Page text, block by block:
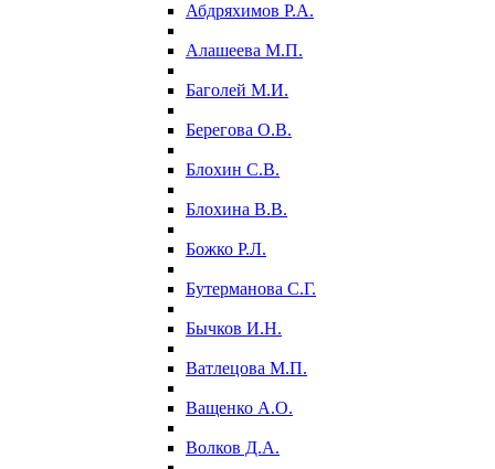
Абдряхимов Р.А.
Алашеева М.П.
Баголей М.И.
Берегова О.В.
Блохин С.В.
Блохина В.В.
Божко Р.Л.
Бутерманова С.Г.
Бычков И.Н.
Ватлецова М.П.
Ващенко А.О.
Волков Д.А.